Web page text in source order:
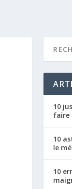
10
faire
10
le
10